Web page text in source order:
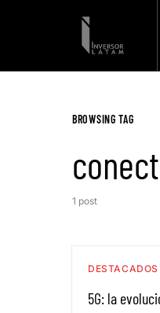
BROWSING TAG
1 post
5G: la